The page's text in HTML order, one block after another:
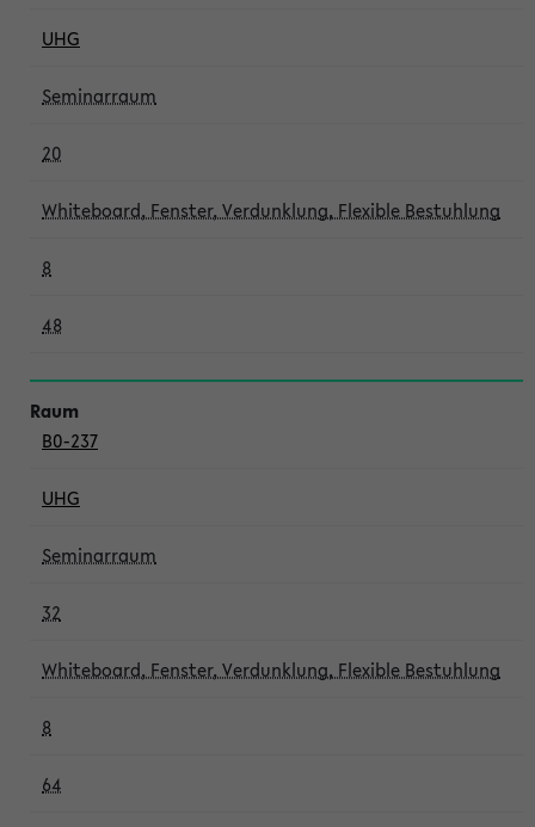
UHG
Seminarraum
20
Whiteboard, Fenster, Verdunklung, Flexible Bestuhlung
8
48
B0-237
UHG
Seminarraum
32
Whiteboard, Fenster, Verdunklung, Flexible Bestuhlung
8
64